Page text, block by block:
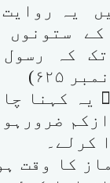
یہ
کہ
۶۲۵)
یہ کہنا
کرلے۔
کا وقت